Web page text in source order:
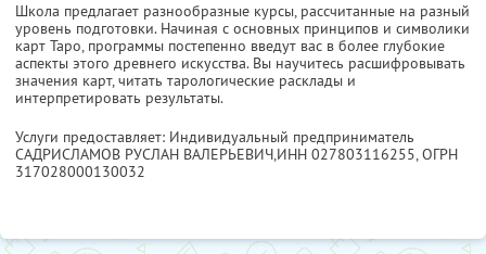
Школа предлагает разнообразные курсы, рассчитанные на разный
уровень подготовки. Начиная с основных принципов и символики
карт Таро, программы постепенно введут вас в более глубокие
аспекты этого древнего искусства. Вы научитесь расшифровывать
значения карт, читать тарологические расклады и
интерпретировать результаты.
Услуги предоставляет: Индивидуальный предприниматель
САДРИСЛАМОВ РУСЛАН ВАЛЕРЬЕВИЧ,ИНН 027803116255, ОГРН
317028000130032